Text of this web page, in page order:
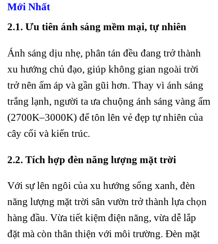
Mới Nhất
2.1. Ưu tiên ánh sáng mềm mại, tự nhiên
Ánh sáng dịu nhẹ, phân tán đều đang trở thành
xu hướng chủ đạo, giúp không gian ngoài trời
trở nên ấm áp và gần gũi hơn. Thay vì ánh sáng
trắng lạnh, người ta ưa chuộng ánh sáng vàng ấm
(2700K–3000K) để tôn lên vẻ đẹp tự nhiên của
cây cối và kiến trúc.
2.2. Tích hợp đèn năng lượng mặt trời
Với sự lên ngôi của xu hướng sống xanh, đèn
năng lượng mặt trời sân vườn trở thành lựa chọn
hàng đầu. Vừa tiết kiệm điện năng, vừa dễ lắp
đặt mà còn thân thiện với môi trường. Đèn mặt